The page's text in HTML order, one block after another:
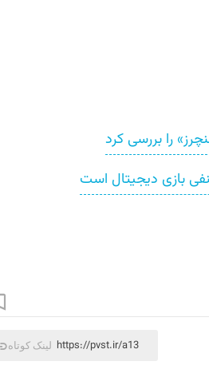
را بررسی کرد
بازی‌ دیجیتال است
لینک کوتاه https://pvst.ir/a13